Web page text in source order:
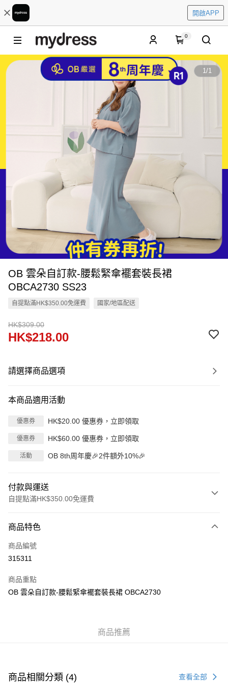
開啟APP
0
1/1
OB 雲朵自訂款-腰鬆緊傘襬套裝長裙
OBCA2730 SS23
自提點滿HK$350.00免運費 國家/地區配送
HK$309.00
HK$218.00
請選擇商品選項
本商品適用活動
優惠券 HK$20.00 優惠券，立即領取
優惠券 HK$60.00 優惠券，立即領取
活動 OB 8th周年慶🎉2件額外10%🎉
付款與運送
自提點滿HK$350.00免運費
信用卡
Apple Pay
PayMe
付款後順豐站及營業點
商品特色
商品編號
315311
商品重點
OB 雲朵自訂款-腰鬆緊傘襬套裝長裙 OBCA2730
商品推薦
商品相關分類 (4) 查看全部